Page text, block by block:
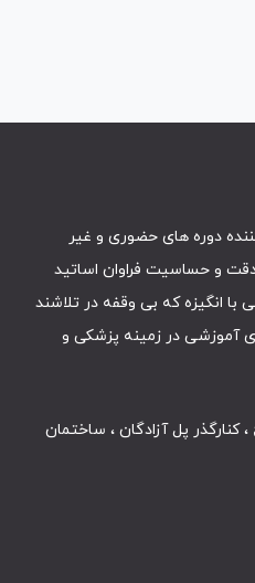
کننده دوره های حضوری و غیر
و حساسیت فراوان اساتید
انگیزه که بی وقفه در تلاشند
آموزشی در زمینه پزشکی و
45 متری کاج ، کنارگذر پل آزادگان ، ساختمان